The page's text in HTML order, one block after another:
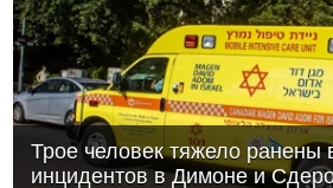
Трое человек тяжело ранены
инцидентов в Димоне и